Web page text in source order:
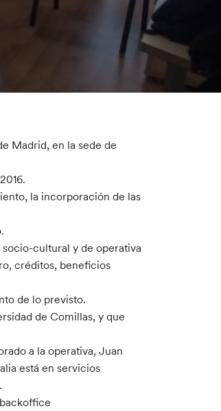
Madrid, en la sede de
la incorporación de las
cultural y de operativa
créditos, beneficios
de lo previsto.
de Comillas, y que
a la operativa, Juan
está en servicios